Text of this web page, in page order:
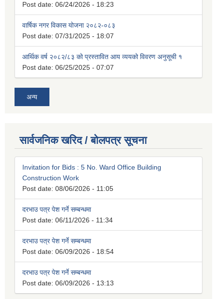
Post date: 06/24/2026 - 18:23
वार्षिक नगर विकास योजना २०८२-०८३
Post date: 07/31/2025 - 18:07
आर्थिक वर्ष २०८२/८३ को प्रस्तावित आय व्ययको विवरण अनुसूची १
Post date: 06/25/2025 - 07:07
अन्य
सार्वजनिक खरिद / बोलपत्र सूचना
Invitation for Bids : 5 No. Ward Office Building
Construction Work
Post date: 08/06/2026 - 11:05
दरभाउ पत्र पेश गर्ने सम्बन्धमा
Post date: 06/11/2026 - 11:34
दरभाउ पत्र पेश गर्ने सम्बन्धमा
Post date: 06/09/2026 - 18:54
दरभाउ पत्र पेश गर्ने सम्बन्धमा
Post date: 06/09/2026 - 13:13